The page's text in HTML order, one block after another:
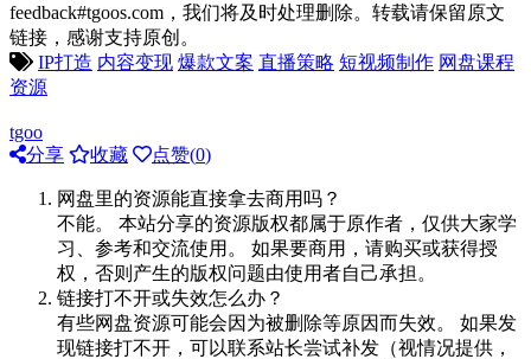
feedback#tgoos.com，我们将及时处理删除。转载请保留原文
链接，感谢支持原创。
IP打造 内容变现 爆款文案 直播策略 短视频制作 网盘课程
资源
tgoo
分享
收藏 点赞(0)
网盘里的资源能直接拿去商用吗？
不能。 本站分享的资源版权都属于原作者，仅供大家学
习、参考和交流使用。 如果要商用，请购买或获得授
权，否则产生的版权问题由使用者自己承担。
链接打不开或失效怎么办？
有些网盘资源可能会因为被删除等原因而失效。 如果发
现链接打不开，可以联系站长尝试补发（视情况提供，